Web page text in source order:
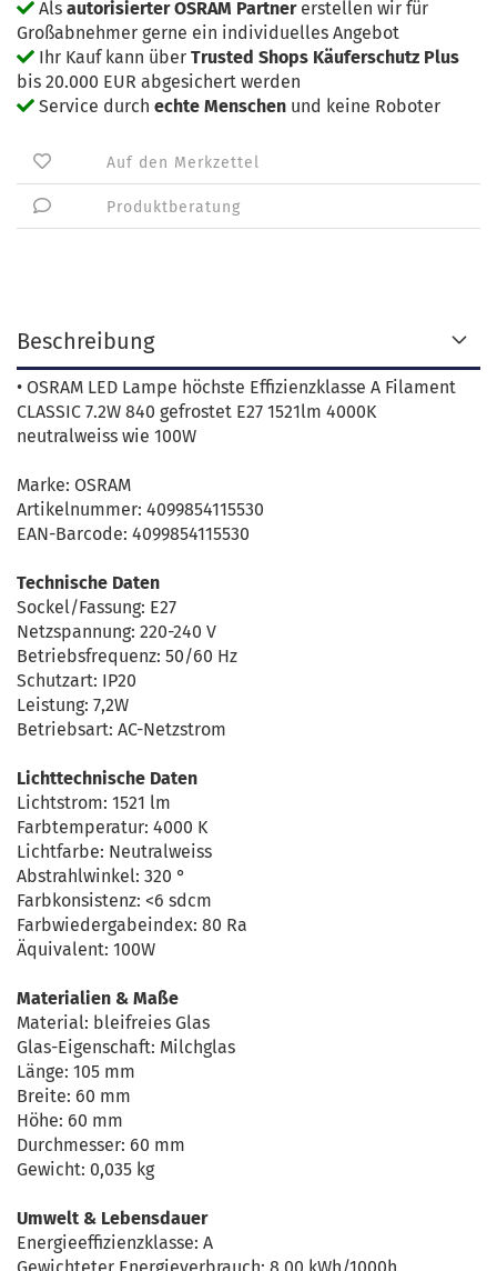
Als autorisierter OSRAM Partnererstellen wir für
Großabnehmer gerne ein individuelles Angebot
Ihr Kauf kann über Trusted Shops Käuferschutz Plus
bis 20.000 EUR abgesichert werden
Service durch echte Menschen und keine Roboter
Auf den Merkzettel
Produktberatung
Beschreibung
• OSRAM LED Lampe höchste Effizienzklasse A Filament
CLASSIC 7.2W 840 gefrostet E27 1521lm 4000K
neutralweiss wie 100W
Marke: OSRAM
Artikelnummer: 4099854115530
EAN-Barcode: 4099854115530
Technische Daten
Sockel/Fassung: E27
Netzspannung: 220-240 V
Betriebsfrequenz: 50/60 Hz
Schutzart: IP20
Leistung: 7,2W
Betriebsart: AC-Netzstrom
Lichttechnische Daten
Lichtstrom: 1521 lm
Farbtemperatur: 4000 K
Lichtfarbe: Neutralweiss
Abstrahlwinkel: 320 °
Farbkonsistenz: <6 sdcm
Farbwiedergabeindex: 80 Ra
Äquivalent: 100W
Materialien & Maße
Material: bleifreies Glas
Glas-Eigenschaft: Milchglas
Länge: 105 mm
Breite: 60 mm
Höhe: 60 mm
Durchmesser: 60 mm
Gewicht: 0,035 kg
Umwelt & Lebensdauer
Energieeffizienzklasse: A